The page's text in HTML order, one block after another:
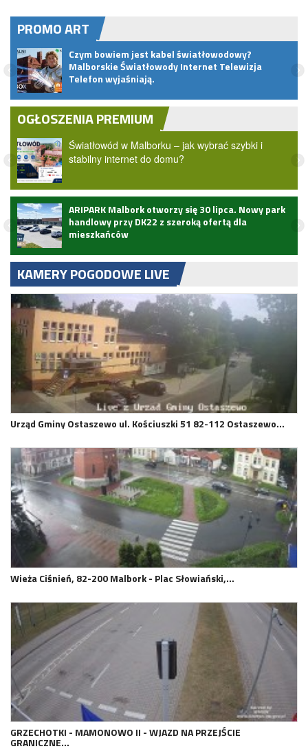
PROMO ART
Czym bowiem jest kabel światłowodowy?
Malborskie Światłowody Internet Telewizja
Telefon wyjaśniają.
OGŁOSZENIA PREMIUM
Światłowód w Malborku – jak wybrać szybki i
stabilny internet do domu?
ARIPARK Malbork otworzy się 30 lipca. Nowy park
handlowy przy DK22 z szeroką ofertą dla
mieszkańców
KAMERY POGODOWE LIVE
Urząd Gminy Ostaszewo ul. Kościuszki 51 82-112 Ostaszewo…
Wieża Ciśnień, 82-200 Malbork - Plac Słowiański,…
GRZECHOTKI - MAMONOWO II - WJAZD NA PRZEJŚCIE
GRANICZNE…